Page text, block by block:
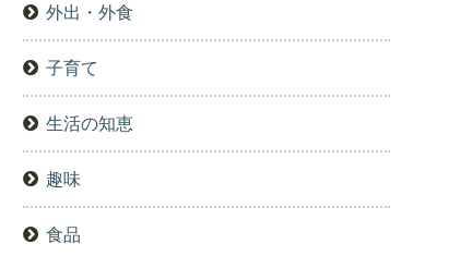
外出・外食
子育て
生活の知恵
趣味
食品